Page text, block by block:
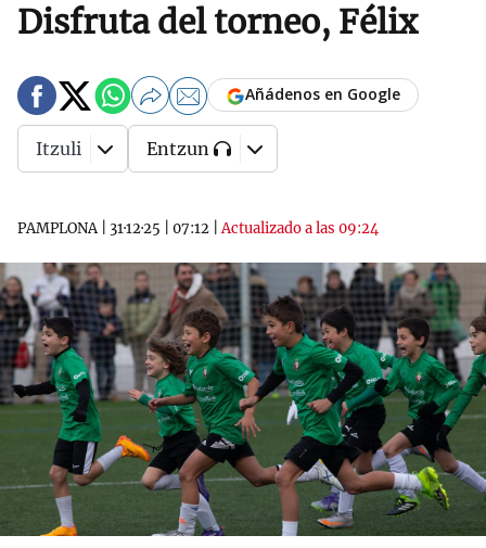
Disfruta del torneo, Félix
PAMPLONA| 31·12·25 07:12 |Actualizado a las 09:24
Añádenos en Google
Itzuli Entzun